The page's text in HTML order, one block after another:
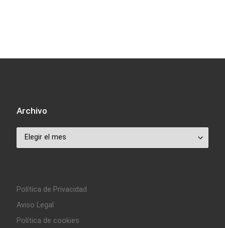
Archivo
Archivo
Política de Privacidad
Aviso Legal
Política de cookies